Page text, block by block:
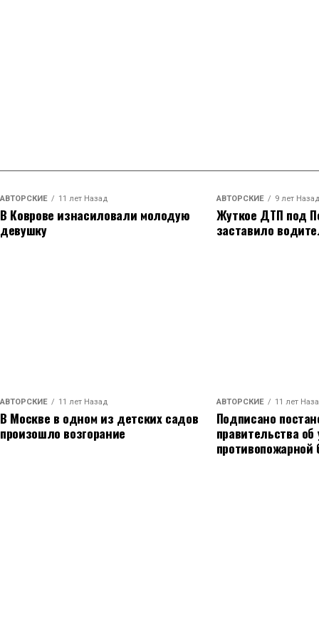
АВТОРСКИЕ 11 лет Назад
В Коврове изнасиловали молодую
девушку
АВТОРСКИЕ 9 лет Назад
Жуткое ДТП под
заставило
АВТОРСКИЕ 11 лет Назад
В Москве в одном из детских садов
произошло возгорание
АВТОРСКИЕ 11 лет
Подписано
правительства
противопожарной